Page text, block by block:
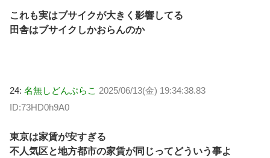
これも実はブサイクが大きく影響してる
田舎はブサイクしかおらんのか
24: 名無しどんぶらこ 2025/06/13(金) 19:34:38.83
ID:73HD0h9A0
東京は家賃が安すぎる
不人気区と地方都市の家賃が同じってどういう事よ